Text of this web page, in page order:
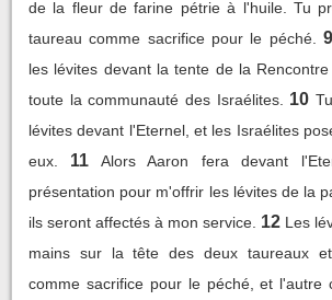
de la fleur de farine pétrie à l'huile. Tu
taureau comme sacrifice pour le péché.
9
les lévites devant la tente de la
toute la communauté des Israélites.
10
lévites devant l'Eternel, et les Israélites
eux.
11
Alors Aaron fera devant
présentation pour m'offrir les lévites de la
ils seront affectés à mon service. 12 Les
mains sur la tête des deux taureaux
comme sacrifice pour le péché, et l'autre